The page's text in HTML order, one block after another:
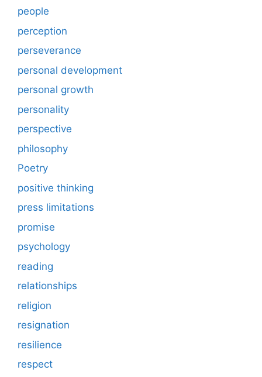
people
perception
perseverance
personal development
personal growth
personality
perspective
philosophy
Poetry
positive thinking
press limitations
promise
psychology
reading
relationships
religion
resignation
resilience
respect